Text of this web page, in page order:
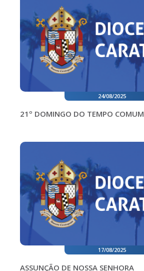
24/08/2025
21º DOMINGO DO TEMPO COMUM
17/08/2025
ASSUNÇÃO DE NOSSA SENHORA